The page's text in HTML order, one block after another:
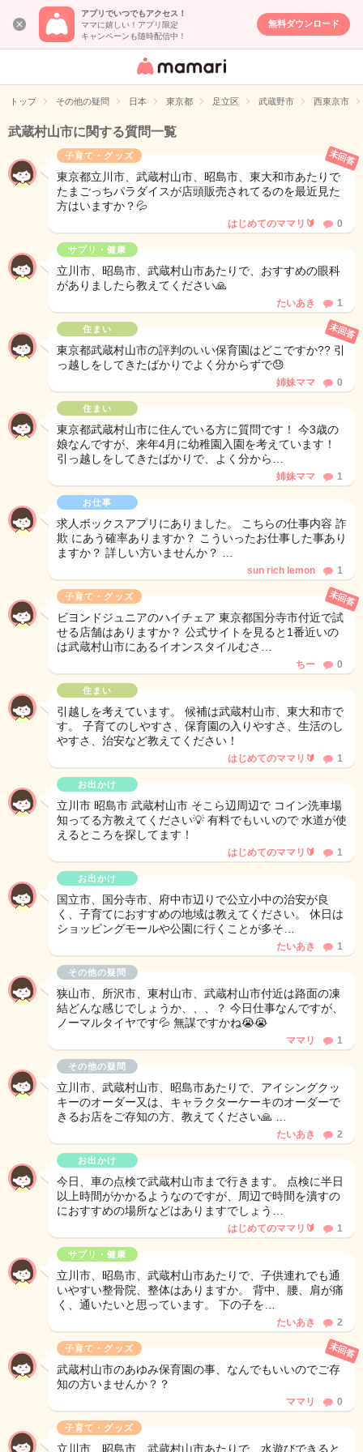
アプリでいつでもアクセス！
ママに嬉しい！アプリ限定
キャンペーンも随時配信中！
無料ダウンロード
女性専用匿名QA
イト
トップ その他の疑問 日本 東京都 足立区 武蔵野市 西東京市
武蔵村山市に関する質問一覧
子育て・グッズ
東京都立川市、武蔵村山市、昭島市、東大和市あたりで
たまごっちパラダイスが店頭販売されてるのを最近見た
方はいますか？💦
未回答
はじめてのママリ🔰 0
サプリ・健康
立川市、昭島市、武蔵村山市あたりで、おすすめの眼科
がありましたら教えてください🙏
たいあき 1
住まい
東京都武蔵村山市の評判のいい保育園はどこですか?? 引
っ越しをしてきたばかりでよく分からずで😓
未回答
姉妹ママ 0
住まい
東京都武蔵村山市に住んでいる方に質問です！ 今3歳の
娘なんですが、来年4月に幼稚園入園を考えています！
引っ越しをしてきたばかりで、よく分から…
姉妹ママ 1
お仕事
求人ボックスアプリにありました。 こちらの仕事内容 詐
欺 にあう確率ありますか？ こういったお仕事した事あり
ますか？ 詳しい方いませんか？ …
sun rich lemon 1
子育て・グッズ
ビヨンドジュニアのハイチェア 東京都国分寺市付近で試
せる店舗はありますか？ 公式サイトを見ると1番近いの
は武蔵村山市にあるイオンスタイルむさ…
未回答
ちー 0
住まい
引越しを考えています。 候補は武蔵村山市、東大和市で
す。 子育てのしやすさ、保育園の入りやすさ、生活のし
やすさ、治安など教えてください！
はじめてのママリ🔰 1
お出かけ
立川市 昭島市 武蔵村山市 そこら辺周辺で コイン洗車場
知ってる方教えてください💡 有料でもいいので 水道が使
えるところを探してます！
はじめてのママリ🔰 1
お出かけ
国立市、国分寺市、府中市辺りで公立小中の治安が良
く、子育てにおすすめの地域は教えてください。 休日は
ショッピングモールや公園に行くことが多そ…
たいあき 1
その他の疑問
狭山市、所沢市、東村山市、武蔵村山市付近は路面の凍
結どんな感じでしょうか、、、？ 今日仕事なんですが、
ノーマルタイヤです💦 無謀ですかね😭😭
ママリ 1
その他の疑問
立川市、武蔵村山市、昭島市あたりで、アイシングクッ
キーのオーダー又は、キャラクターケーキのオーダーで
きるお店をご存知の方、教えてください🙏 …
たいあき 2
お出かけ
今日、車の点検で武蔵村山市まで行きます。 点検に半日
以上時間がかかるようなのですが、周辺で時間を潰すの
におすすめの場所などはありますでしょう…
はじめてのママリ🔰 1
サプリ・健康
立川市、昭島市、武蔵村山市あたりで、子供連れでも通
いやすい整骨院、整体はありますか。 背中、腰、肩が痛
く、通いたいと思っています。 下の子を…
たいあき 2
子育て・グッズ
武蔵村山市のあゆみ保育園の事、なんでもいいのでご存
知の方いませんか？？
未回答
ママリ 0
子育て・グッズ
立川市、昭島市、武蔵村山市あたりで、水遊びできると